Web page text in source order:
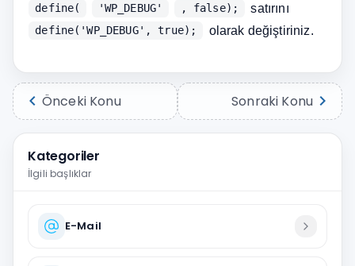
define( 'WP_DEBUG' , false); satırını
define('WP_DEBUG', true); olarak değiştiriniz.
chevron_left Önceki Konu Sonraki Konu chevron_right
Kategoriler
İlgili başlıklar
E-Mail